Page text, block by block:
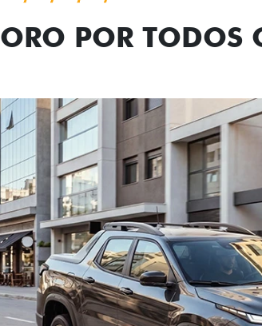
POR TODOS